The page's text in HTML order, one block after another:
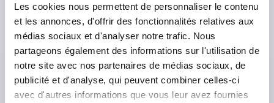
Les cookies nous permettent de personnaliser le contenu
et les annonces, d'offrir des fonctionnalités relatives aux
médias sociaux et d'analyser notre trafic. Nous
partageons également des informations sur l'utilisation de
notre site avec nos partenaires de médias sociaux, de
publicité et d'analyse, qui peuvent combiner celles-ci
avec d'autres informations que vous leur avez fournies
Découvrez notre gamme de produits
K1702